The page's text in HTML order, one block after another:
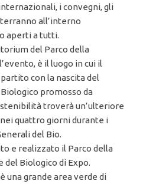
i convegni, gli
all’interno
aperti a tutti.
del Parco della
è il luogo in cui il
con la nascita del
promosso da
troverà un’ulteriore
quattro giorni durante i
del Bio.
e realizzato il Parco della
del Biologico di Expo.
una grande area verde di